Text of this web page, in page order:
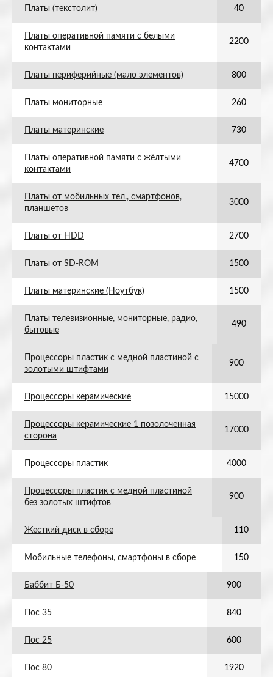
Платы (текстолит) 40
Платы оперативной памяти с белыми
контактами
2200
Платы периферийные (мало элементов) 800
Платы мониторные 260
Платы материнские 730
Платы оперативной памяти с жёлтыми
контактами
4700
Платы от мобильных тел., смартфонов,
планшетов
3000
Платы от HDD 2700
Платы от SD-ROM 1500
Платы материнские (Ноутбук) 1500
Платы телевизионные, мониторные, радио,
бытовые
490
Процессоры пластик с медной пластиной с
золотыми штифтами
900
Процессоры керамические 15000
Процессоры керамические 1 позолоченная
сторона
17000
Процессоры пластик 4000
Процессоры пластик с медной пластиной
без золотых штифтов
900
Жесткий диск в сборе 110
Мобильные телефоны, смартфоны в сборе 150
Баббит Б-50 900
Пос 35 840
Пос 25 600
Пос 80 1920